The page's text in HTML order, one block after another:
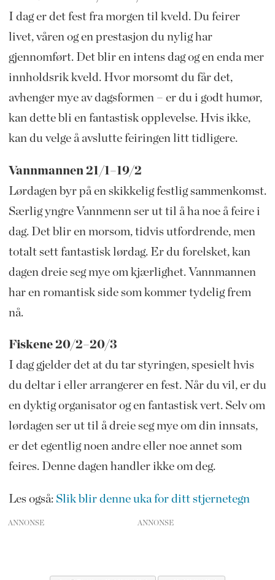
I dag er det fest fra morgen til kveld. Du feirer
livet, våren og en prestasjon du nylig har
gjennomført. Det blir en intens dag og en enda mer
innholdsrik kveld. Hvor morsomt du får det,
avhenger mye av dagsformen – er du i godt humør,
kan dette bli en fantastisk opplevelse. Hvis ikke,
kan du velge å avslutte feiringen litt tidligere.
Vannmannen 21/1–19/2
Lørdagen byr på en skikkelig festlig sammenkomst.
Særlig yngre Vannmenn ser ut til å ha noe å feire i
dag. Det blir en morsom, tidvis utfordrende, men
totalt sett fantastisk lørdag. Er du forelsket, kan
dagen dreie seg mye om kjærlighet. Vannmannen
har en romantisk side som kommer tydelig frem
nå.
Fiskene 20/2–20/3
I dag gjelder det at du tar styringen, spesielt hvis
du deltar i eller arrangerer en fest. Når du vil, er du
en dyktig organisator og en fantastisk vert. Selv om
lørdagen ser ut til å dreie seg mye om din innsats,
er det egentlig noen andre eller noe annet som
feires. Denne dagen handler ikke om deg.
Les også:Slik blir denne uka for ditt stjernetegn
ANNONSE